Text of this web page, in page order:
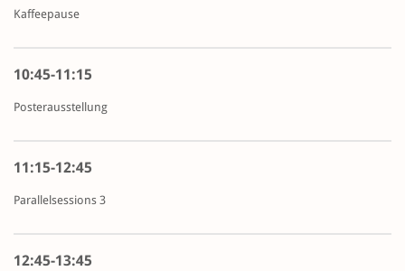
Kaffeepause
10:45-11:15
Posterausstellung
11:15-12:45
Parallelsessions 3
12:45-13:45